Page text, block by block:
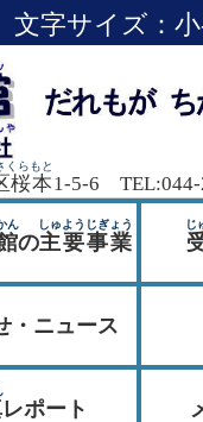
文字サイズ： 小
桜本
くらもと
1-5-6
ん
の主要事業
しゅようじぎょう じ
・ニュース
レポート